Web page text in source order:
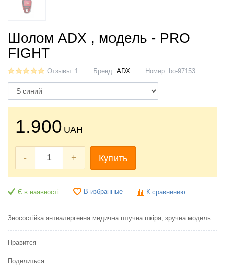
Шолом ADX , модель - PRO
FIGHT
Отзывы: 1 Бренд: ADX Номер: bo-97153
1.900 UAH
- + Купить
Є в наявності В избранные К сравнению
Зносостійка антиалергенна медична штучна шкіра, зручна модель.
Нравится
Поделиться